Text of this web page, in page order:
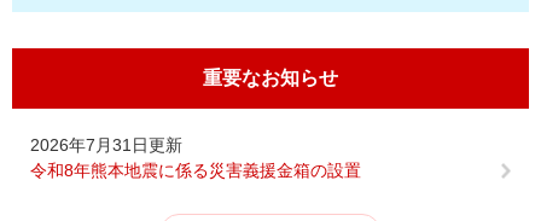
重要なお知らせ
2026年7月31日更新
令和8年熊本地震に係る災害義援金箱の設置